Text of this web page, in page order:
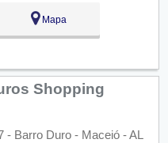
Mapa
Shopping
Barro Duro - Maceió - AL